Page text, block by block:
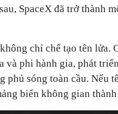
SpaceX đã trở thành
chỉ chế tạo tên lửa.
và phi hành gia, phát
phủ sóng toàn cầu. Nếu
biến không gian